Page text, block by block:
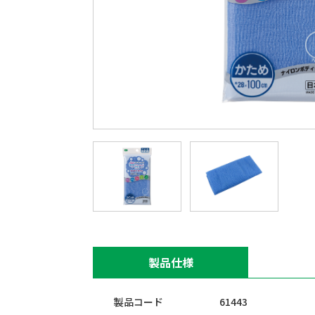
製品仕様
製品コード 61443